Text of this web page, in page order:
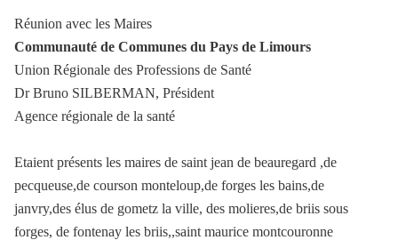
Réunion avec les Maires
Communauté de Communes du Pays de Limours
Union Régionale des Professions de Santé
Dr Bruno SILBERMAN, Président
Agence régionale de la santé
Etaient présents les maires de saint jean de beauregard ,de
pecqueuse,de courson monteloup,de forges les bains,de
janvry,des élus de gometz la ville, des molieres,de briis sous
forges, de fontenay les briis,,saint maurice montcouronne